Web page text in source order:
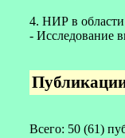
4. НИР в
- Исследование
Всего: 50 (61)